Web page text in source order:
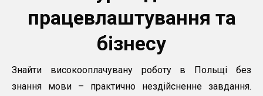
працевлаштування та
бізнесу
Знайти високооплачувану роботу в Польщі без
знання мови – практично нездійсненне завдання.